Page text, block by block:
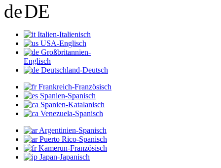
DE
Italien-Italienisch
USA-Englisch
Großbritannien-
Englisch
Deutschland-Deutsch
Frankreich-Französisch
Spanien-Spanisch
Spanien-Katalanisch
Venezuela-Spanisch
Argentinien-Spanisch
Puerto Rico-Spanisch
Kamerun-Französisch
Japan-Japanisch